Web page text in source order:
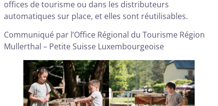
offices de tourisme ou dans les distributeurs
automatiques sur place, et elles sont réutilisables.
Communiqué par l’Office Régional du Tourisme Région
Mullerthal – Petite Suisse Luxembourgeoise